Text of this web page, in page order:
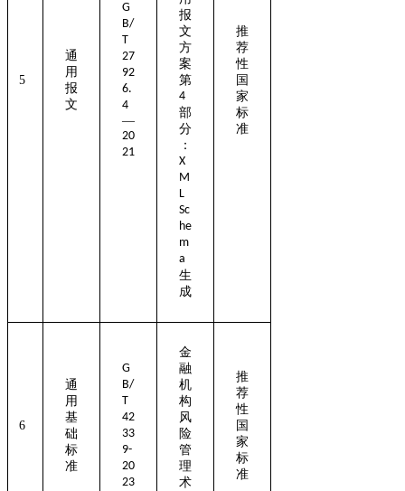
5
通
用
报
文
G
B/
T
27
92
6.
4
—
20
21
报
文
方
案
第
4
部
分
：
X
M
L
Sc
he
m
a
生
成
推
荐
性
国
家
标
准
6
通
用
基
础
标
准
G
B/
T
42
33
9-
20
23
金
融
机
构
风
险
管
理
术
推
荐
性
国
家
标
准